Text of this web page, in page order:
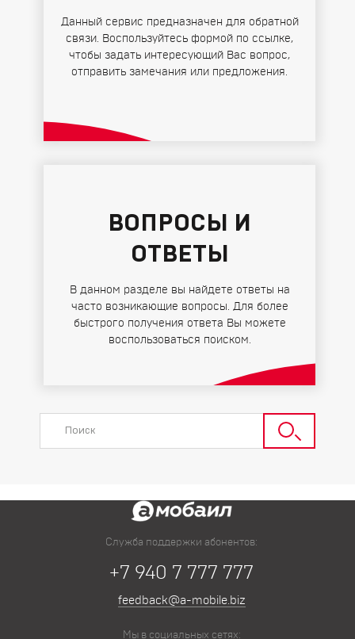
Данный сервис предназначен для обратной
связи. Воспользуйтесь формой по ссылке,
чтобы задать интересующий Вас вопрос,
отправить замечания или предложения.
ВОПРОСЫ И
ОТВЕТЫ
В данном разделе вы найдете ответы на
часто возникающие вопросы. Для более
быстрого получения ответа Вы можете
воспользоваться поиском.
Служба поддержки абонентов:
+7 940 7 777 777
feedback@a-mobile.biz
Мы в социальных сетях: